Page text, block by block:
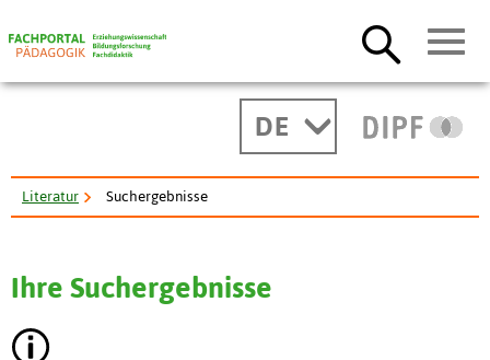
DE
Literatur Suchergebnisse
Ihre Suchergebnisse